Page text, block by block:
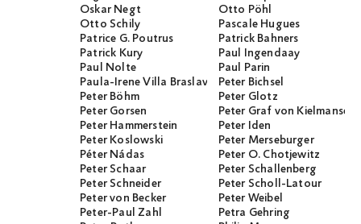
Oskar Negt
Otto Pöhl
Otto Schily
Pascale Hugues
Patrice G. Poutrus
Patrick Bahners
Patrick Kury
Paul Ingendaay
Paul Nolte
Paul Parin
Paula-Irene Villa BraslavskyPeter Bichsel
Peter Böhm
Peter Glotz
Peter Gorsen
Peter Graf von
Peter Hammerstein
Peter Iden
Peter Koslowski
Peter Merseburger
Péter Nádas
Peter O. Chotjewitz
Peter Schaar
Peter Schallenberg
Peter Schneider
Peter Scholl-Latour
Peter von Becker
Peter Weibel
Peter-Paul Zahl
Petra Gehring